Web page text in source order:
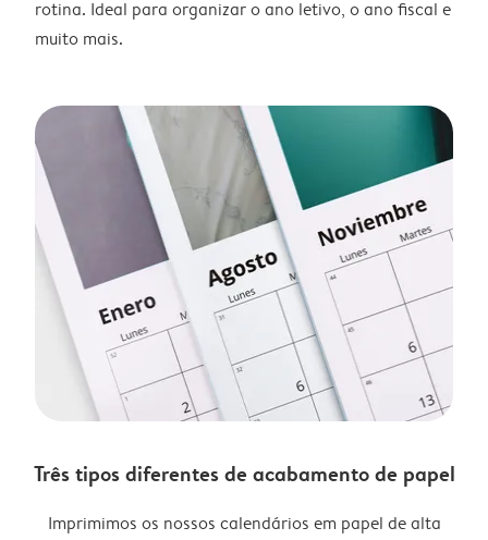
rotina. Ideal para organizar o ano letivo, o ano fiscal e
muito mais.
Três tipos diferentes de acabamento de papel
Imprimimos os nossos calendários em papel de alta